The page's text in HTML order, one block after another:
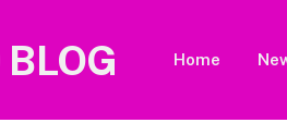
Home